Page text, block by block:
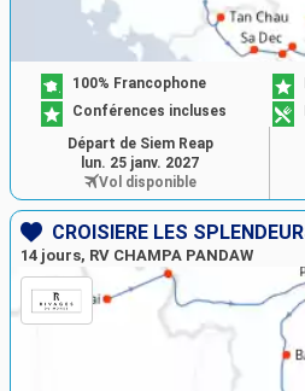
100% Francophone
Conférences incluses
Départ de Siem Reap
lun. 25 janv. 2027
Vol disponible
14 jours, RV CHAMPA PANDAW